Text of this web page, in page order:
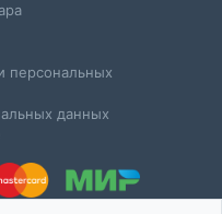
персональных
данных